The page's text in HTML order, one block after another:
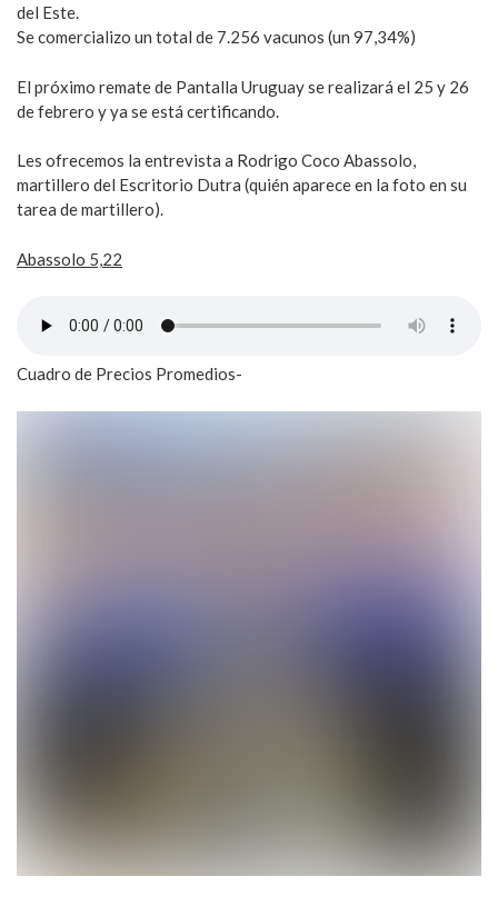
del Este.
Se comercializo un total de 7.256 vacunos (un 97,34%)
El próximo remate de Pantalla Uruguay se realizará el 25 y 26
de febrero y ya se está certificando.
Les ofrecemos la entrevista a Rodrigo Coco Abassolo,
martillero del Escritorio Dutra (quién aparece en la foto en su
tarea de martillero).
Abassolo 5,22
Cuadro de Precios Promedios-